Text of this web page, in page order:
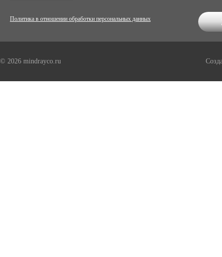
Политика в отношении обработки персональных данных
© 2026 mindrayco.ru